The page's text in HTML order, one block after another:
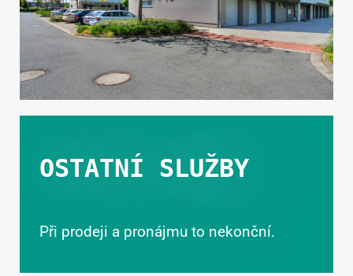
OSTATNÍ SLUŽBY
Při prodeji a pronájmu to nekonční.